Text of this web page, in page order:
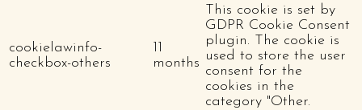
cookielawinfo-
checkbox-others
11
months
This cookie is set by
GDPR Cookie Consent
plugin. The cookie is
used to store the user
consent for the
cookies in the
category "Other.